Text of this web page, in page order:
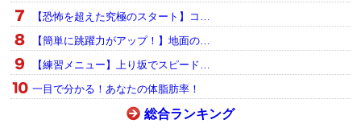
【恐怖を超えた究極のスタート】コ…
【簡単に跳躍力がアップ！】地面の…
【練習メニュー】上り坂でスピード…
一目で分かる！あなたの体脂肪率！
総合ランキング